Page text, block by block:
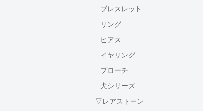
ブレスレット
リング
ピアス
イヤリング
ブローチ
犬シリーズ
▽レアストーン